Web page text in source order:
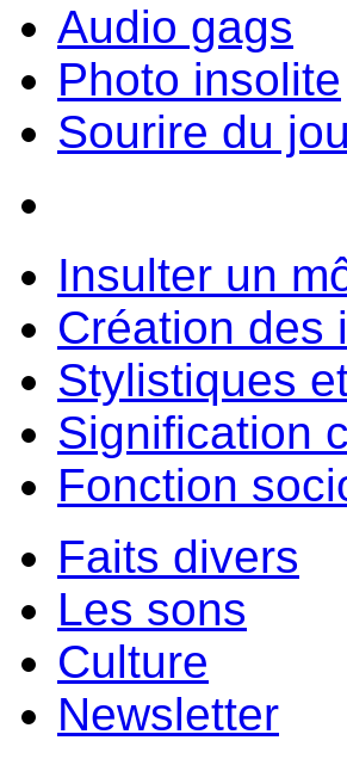
Audio gags
Photo insolite
Sourire du
Insulter un
Création des
Stylistiques
Signification
Fonction
Faits divers
Les sons
Culture
Newsletter